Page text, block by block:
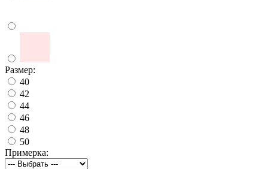
Размер:
40
42
44
46
48
50
Примерка: